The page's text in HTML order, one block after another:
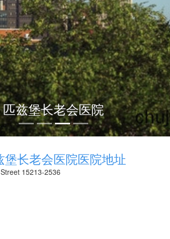
老会医院
堡长老会医院医院地址
15213-2536